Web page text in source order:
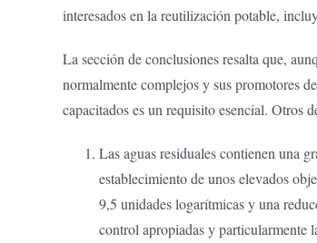
interesados en la reutilización potable,
La sección de conclusiones resalta que,
normalmente complejos y sus promotores
capacitados es un requisito esencial. Otros
Las aguas residuales contienen una
establecimiento de unos elevados
9,5 unidades logarítmicas y una
control apropiadas y particularmente